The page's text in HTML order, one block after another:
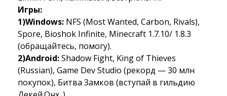
Игры:
1)Windows: NFS (Most Wanted, Carbon, Rivals),
Spore, Bioshok Infinite, Minecraft 1.7.10/ 1.8.3
(обращайтесь, помогу).
2)Android:Shadow Fight, King of Thieves
(Russian), Game Dev Studio (рекорд — 30 млн
покупок), Битва Замков (вступай в гильдию